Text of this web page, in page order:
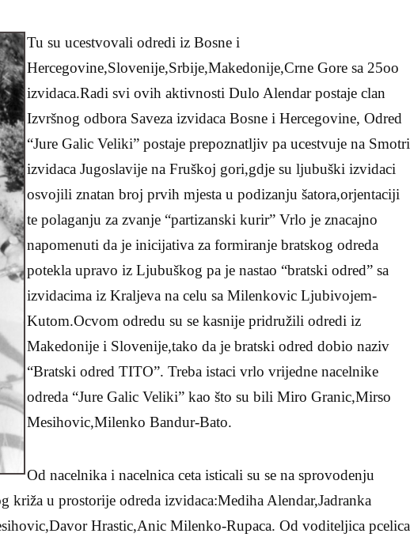
Tu su ucestvovali odredi iz Bosne i
Hercegovine,Slovenije,Srbije,Makedonije,Crne Gore sa 25oo
izvidaca.Radi svi ovih aktivnosti Dulo Alendar postaje clan
Izvršnog odbora Saveza izvidaca Bosne i Hercegovine, Odred
“Jure Galic Veliki” postaje prepoznatljiv pa ucestvuje na Smotri
izvidaca Jugoslavije na Fruškoj gori,gdje su ljubuški izvidaci
osvojili znatan broj prvih mjesta u podizanju šatora,orjentaciji
te polaganju za zvanje “partizanski kurir” Vrlo je znacajno
napomenuti da je inicijativa za formiranje bratskog odreda
potekla upravo iz Ljubuškog pa je nastao “bratski odred” sa
izvidacima iz Kraljeva na celu sa Milenkovic Ljubivojem-
Kutom.Ocvom odredu su se kasnije pridružili odredi iz
Makedonije i Slovenije,tako da je bratski odred dobio naziv
“Bratski odred TITO”. Treba istaci vrlo vrijedne nacelnike
odreda “Jure Galic Veliki” kao što su bili Miro Granic,Mirso
Mesihovic,Milenko Bandur-Bato.
Od nacelnika i nacelnica ceta isticali su se na sprovodenju
križa u prostorije odreda izvidaca:Mediha Alendar,Jadranka
Hrastic,Anic Milenko-Rupaca. Od voditeljica pcelica